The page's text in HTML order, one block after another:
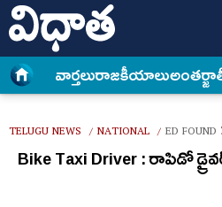
వార్త‌లురాజకీయాలు
TELUGU NEWS / NATIONAL / ED
Bike Taxi Driver : రాపిడో